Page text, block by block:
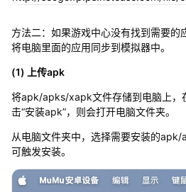
方法二：如果游戏中心没有找到需要的
将电脑里面的应用同步到模拟器中。
(1) 上传apk
将apk/apks/xapk文件存储到电脑上，
击“安装apk”，则会打开电脑文件夹。
从电脑文件夹中，选择需要安装的
可触发安装。